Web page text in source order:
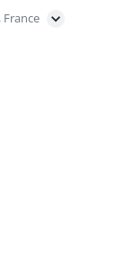
France